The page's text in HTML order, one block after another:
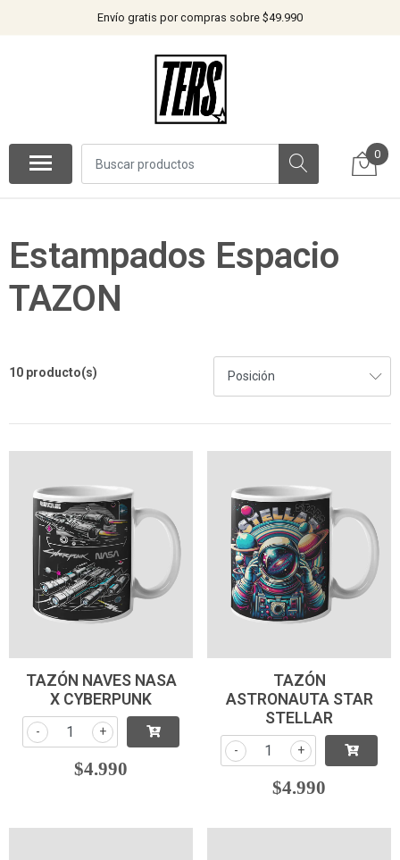
Envío gratis por compras sobre $49.990
0
Estampados Espacio
TAZON
10 producto(s)
TAZÓN NAVES NASA
X CYBERPUNK
+
-
$4.990
TAZÓN
ASTRONAUTA STAR
STELLAR
+
-
$4.990